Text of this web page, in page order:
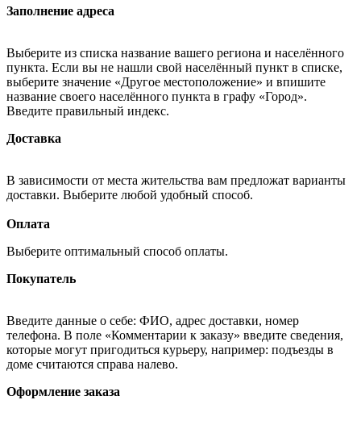
Заполнение адреса
Выберите из списка название вашего региона и населённого
пункта. Если вы не нашли свой населённый пункт в списке,
выберите значение «Другое местоположение» и впишите
название своего населённого пункта в графу «Город».
Введите правильный индекс.
Доставка
В зависимости от места жительства вам предложат варианты
доставки. Выберите любой удобный способ.
Оплата
Выберите оптимальный способ оплаты.
Покупатель
Введите данные о себе: ФИО, адрес доставки, номер
телефона. В поле «Комментарии к заказу» введите сведения,
которые могут пригодиться курьеру, например: подъезды в
доме считаются справа налево.
Оформление заказа